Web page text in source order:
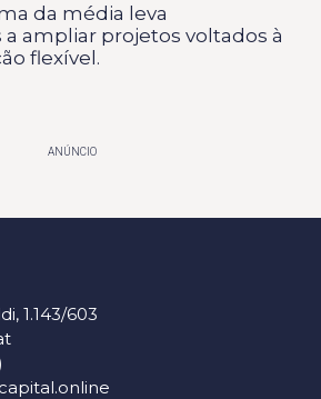
da média leva
ampliar projetos voltados à
flexível.
ANÚNCIO
1.143/603